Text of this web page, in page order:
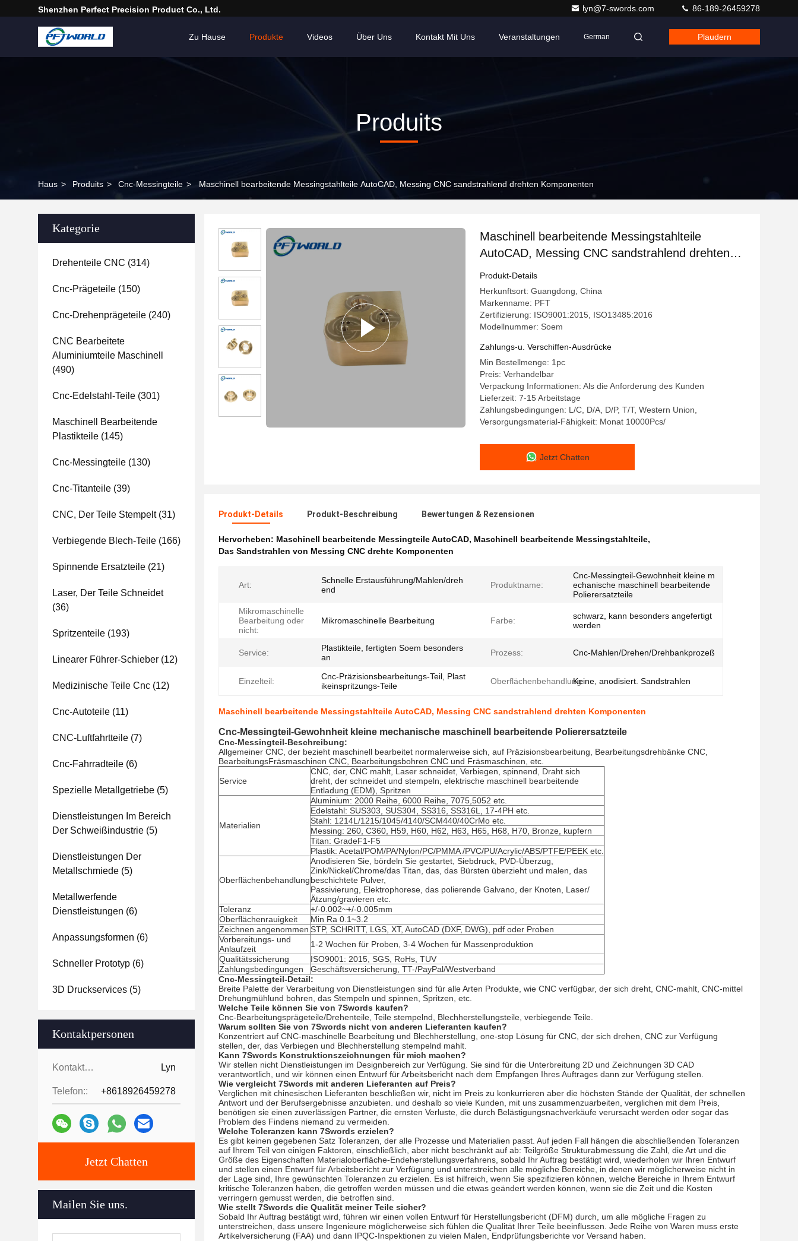
Shenzhen Perfect Precision Product Co., Ltd. lyn@7-swords.com 86-189-26459278
Zu Hause Produkte Videos Über Uns Kontakt Mit Uns Veranstaltungen German Plaudern
Produits
Haus > Produits > Cnc-Messingteile > Maschinell bearbeitende Messingstahlteile AutoCAD, Messing CNC sandstrahlend drehten Komponenten
Kategorie
Drehenteile CNC (314)
Cnc-Prägeteile (150)
Cnc-Drehenprägeteile (240)
CNC Bearbeitete
Aluminiumteile Maschinell
(490)
Cnc-Edelstahl-Teile (301)
Maschinell Bearbeitende
Plastikteile (145)
Cnc-Messingteile (130)
Cnc-Titanteile (39)
CNC, Der Teile Stempelt(31)
Verbiegende Blech-Teile (166)
Spinnende Ersatzteile (21)
Laser, Der Teile Schneidet
(36)
Spritzenteile (193)
Linearer Führer-Schieber (12)
Medizinische Teile Cnc (12)
Cnc-Autoteile (11)
CNC-Luftfahrtteile (7)
Cnc-Fahrradteile (6)
Spezielle Metallgetriebe (5)
Dienstleistungen Im Bereich
Der Schweißindustrie (5)
Dienstleistungen Der
Metallschmiede (5)
Metallwerfende
Dienstleistungen (6)
Anpassungsformen (6)
Schneller Prototyp (6)
3D Druckservices (5)
Kontaktpersonen
Kontaktpersonen: Lyn
Telefon:: +8618926459278
Jetzt Chatten
Mailen Sie uns.
Maschinell bearbeitende Messingstahlteile
AutoCAD, Messing CNC sandstrahlend drehten
Komponenten
Produkt-Details
Herkunftsort: Guangdong, China
Markenname: PFT
Zertifizierung: ISO9001:2015, ISO13485:2016
Modellnummer: Soem
Zahlungs-u. Verschiffen-Ausdrücke
Min Bestellmenge: 1pc
Preis: Verhandelbar
Verpackung Informationen: Als die Anforderung des Kunden
Lieferzeit: 7-15 Arbeitstage
Zahlungsbedingungen: L/C, D/A, D/P, T/T, Western Union,
Versorgungsmaterial-Fähigkeit: Monat 10000Pcs/
Jetzt Chatten
Produkt-Details Produkt-Beschreibung Bewertungen & Rezensionen
Hervorheben: Maschinell bearbeitende Messingteile AutoCAD, Maschinell bearbeitende Messingstahlteile,
Das Sandstrahlen von Messing CNC drehte Komponenten
Art:
Schnelle Erstausführung/Mahlen/dreh
end
Produktname:
Cnc-Messingteil-Gewohnheit kleine m
echanische maschinell bearbeitende
Polierersatzteile
Mikromaschinelle
Bearbeitung oder
nicht:
Mikromaschinelle Bearbeitung Farbe:
schwarz, kann besonders angefertigt
werden
Service:
Plastikteile, fertigten Soem besonders
an
Prozess: Cnc-Mahlen/Drehen/Drehbankprozeß
Einzelteil:
Cnc-Präzisionsbearbeitungs-Teil, Plast
ikeinspritzungs-Teile
Oberflächenbehandlung:Keine, anodisiert. Sandstrahlen
Maschinell bearbeitende Messingstahlteile AutoCAD, Messing CNC sandstrahlend drehten Komponenten
Cnc-Messingteil-Gewohnheit kleine mechanische maschinell bearbeitende Polierersatzteile
Cnc-Messingteil-Beschreibung:
Allgemeiner CNC, der bezieht maschinell bearbeitet normalerweise sich, auf Präzisionsbearbeitung, Bearbeitungsdrehbänke CNC,
BearbeitungsFräsmaschinen CNC, Bearbeitungsbohren CNC und Fräsmaschinen, etc.
Service
CNC, der, CNC mahlt, Laser schneidet, Verbiegen, spinnend, Draht sich
dreht, der schneidet und stempeln, elektrische maschinell bearbeitende
Entladung (EDM), Spritzen
Materialien
Aluminium: 2000 Reihe, 6000 Reihe, 7075,5052 etc.
Edelstahl: SUS303, SUS304, SS316, SS316L, 17-4PH etc.
Stahl: 1214L/1215/1045/4140/SCM440/40CrMo etc.
Messing: 260, C360, H59, H60, H62, H63, H65, H68, H70, Bronze, kupfern
Titan: GradeF1-F5
Plastik: Acetal/POM/PA/Nylon/PC/PMMA /PVC/PU/Acrylic/ABS/PTFE/PEEK etc.
Oberflächenbehandlung
Anodisieren Sie, bördeln Sie gestartet, Siebdruck, PVD-Überzug,
Zink/Nickel/Chrome/das Titan, das, das Bürsten überzieht und malen, das
beschichtete Pulver,
Passivierung, Elektrophorese, das polierende Galvano, der Knoten, Laser/
Ätzung/gravieren etc.
Toleranz
+/-0.002~+/-0.005mm
Oberflächenrauigkeit
Min Ra 0.1~3.2
Zeichnen angenommen STP, SCHRITT, LGS, XT, AutoCAD (DXF, DWG), pdf oder Proben
Vorbereitungs- und
Anlaufzeit
1-2 Wochen für Proben, 3-4 Wochen für Massenproduktion
Qualitätssicherung
ISO9001: 2015, SGS, RoHs, TUV
Zahlungsbedingungen
Geschäftsversicherung, TT-/PayPal/Westverband
Cnc-Messingteil-Detail:
Breite Palette der Verarbeitung von Dienstleistungen sind für alle Arten Produkte, wie CNC verfügbar, der sich dreht, CNC-mahlt, CNC-mittel
Drehungmühlund bohren, das Stempeln und spinnen, Spritzen, etc.
Welche Teile können Sie von 7Swords kaufen?
Cnc-Bearbeitungsprägeteile/Drehenteile, Teile stempelnd, Blechherstellungsteile, verbiegende Teile.
Warum sollten Sie von 7Swords nicht von anderen Lieferanten kaufen?
Konzentriert auf CNC-maschinelle Bearbeitung und Blechherstellung, one-stop Lösung für CNC, der sich drehen, CNC zur Verfügung
stellen, der, das Verbiegen und Blechherstellung stempelnd mahlt.
Kann 7Swords Konstruktionszeichnungen für mich machen?
Wir stellen nicht Dienstleistungen im Designbereich zur Verfügung. Sie sind für die Unterbreitung 2D und Zeichnungen 3D CAD
verantwortlich, und wir können einen Entwurf für Arbeitsbericht nach dem Empfangen Ihres Auftrages dann zur Verfügung stellen.
Wie vergleicht 7Swords mit anderen Lieferanten auf Preis?
Verglichen mit chinesischen Lieferanten beschließen wir, nicht im Preis zu konkurrieren aber die höchsten Stände der Qualität, der schnellen
Antwort und der Berufsergebnisse anzubieten. und deshalb so viele Kunden, mit uns zusammenzuarbeiten, verglichen mit dem Preis,
benötigen sie einen zuverlässigen Partner, die ernsten Verluste, die durch Belästigungsnachverkäufe verursacht werden oder sogar das
Problem des Findens niemand zu vermeiden.
Welche Toleranzen kann 7Swords erzielen?
Es gibt keinen gegebenen Satz Toleranzen, der alle Prozesse und Materialien passt. Auf jeden Fall hängen die abschließenden Toleranzen
auf Ihrem Teil von einigen Faktoren, einschließlich, aber nicht beschränkt auf ab: Teilgröße Strukturabmessung die Zahl, die Art und die
Größe des Eigenschaften Materialoberfläche-Endeherstellungsverfahrens, sobald Ihr Auftrag bestätigt wird, wiederholen wir Ihren Entwurf
und stellen einen Entwurf für Arbeitsbericht zur Verfügung und unterstreichen alle mögliche Bereiche, in denen wir möglicherweise nicht in
der Lage sind, Ihre gewünschten Toleranzen zu erzielen. Es ist hilfreich, wenn Sie spezifizieren können, welche Bereiche in Ihrem Entwurf
kritische Toleranzen haben, die getroffen werden müssen und die etwas geändert werden können, wenn sie die Zeit und die Kosten
verringern gemusst werden, die betroffen sind.
Wie stellt 7Swords die Qualität meiner Teile sicher?
Sobald Ihr Auftrag bestätigt wird, führen wir einen vollen Entwurf für Herstellungsbericht (DFM) durch, um alle mögliche Fragen zu
unterstreichen, dass unsere Ingenieure möglicherweise sich fühlen die Qualität Ihrer Teile beeinflussen. Jede Reihe von Waren muss erste
Artikelversicherung (FAA) und dann IPQC-Inspektionen zu vielen Malen, Endprüfungsberichte vor Versand haben.